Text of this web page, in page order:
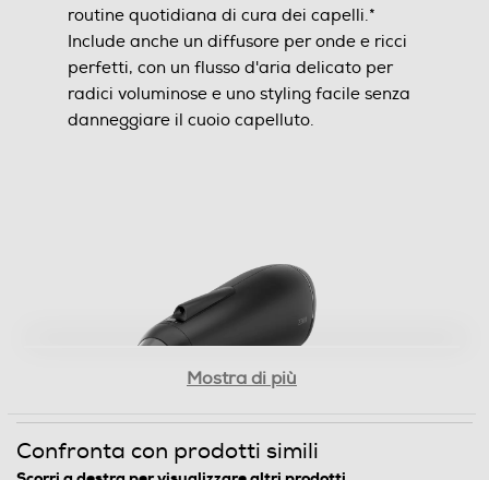
Accessori
Concentratore, Beccuccio Air Boost, Diffusore
Dimensioni - Peso
290
Larghezza-mm
routine quotidiana di cura dei capelli.*
Include anche un diffusore per onde e ricci
perfetti, con un flusso d'aria delicato per
radici voluminose e uno styling facile senza
danneggiare il cuoio capelluto.
Mostra di più
Confronta con prodotti simili